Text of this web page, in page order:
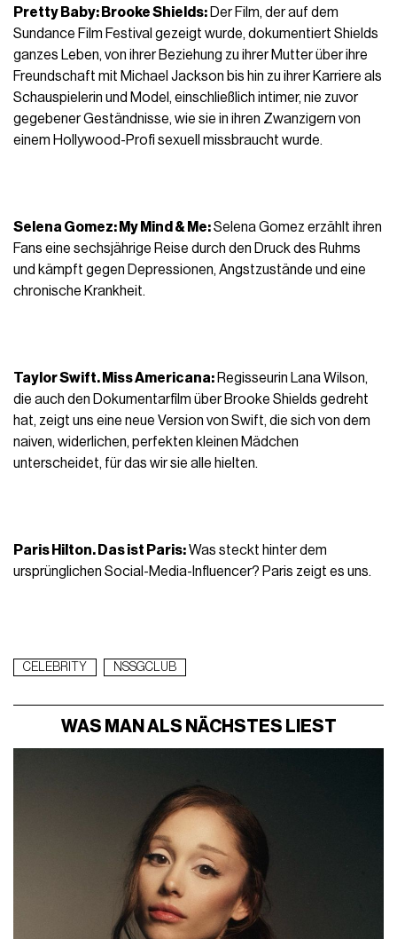
Pretty Baby: Brooke Shields: Der Film, der auf dem
Sundance Film Festival gezeigt wurde, dokumentiert Shields
ganzes Leben, von ihrer Beziehung zu ihrer Mutter über ihre
Freundschaft mit Michael Jackson bis hin zu ihrer Karriere als
Schauspielerin und Model, einschließlich intimer, nie zuvor
gegebener Geständnisse, wie sie in ihren Zwanzigern von
einem Hollywood-Profi sexuell missbraucht wurde.
Selena Gomez: My Mind & Me:Selena Gomez erzählt ihren
Fans eine sechsjährige Reise durch den Druck des Ruhms
und kämpft gegen Depressionen, Angstzustände und eine
chronische Krankheit.
Taylor Swift. Miss Americana: Regisseurin Lana Wilson,
die auch den Dokumentarfilm über Brooke Shields gedreht
hat, zeigt uns eine neue Version von Swift, die sich von dem
naiven, widerlichen, perfekten kleinen Mädchen
unterscheidet, fürdas wir sie alle hielten.
Paris Hilton. Das ist Paris:Was steckt hinter dem
ursprünglichen Social-Media-Influencer? Paris zeigt es uns.
CELEBRITY NSSGCLUB
WAS MAN ALS NÄCHSTES LIEST